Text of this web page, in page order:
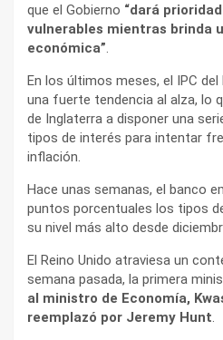
que el Gobierno “dará
vulnerables mientras brinda
económica”.
En los últimos meses, el IPC
una fuerte tendencia al alza, lo
de Inglaterra a disponer una
tipos de interés para intentar
inflación.
Hace unas semanas, el banco
puntos porcentuales los tipos
su nivel más alto desde
El Reino Unido atraviesa un
semana pasada, la primera
al ministro de Economía,
reemplazó por Jeremy Hunt.